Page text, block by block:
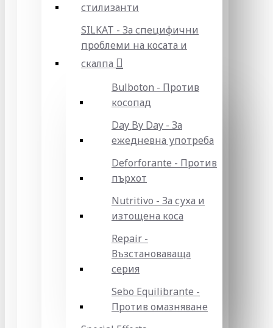
стилизанти
SILKAT - За специфични
проблеми на косата и
скалпа
Bulboton - Против
косопад
Day By Day - За
ежедневна употреба
Deforforante - Против
пърхот
Nutritivo - За суха и
изтощена коса
Repair -
Възстановаваща
серия
Sebo Equilibrante -
Против омазняване